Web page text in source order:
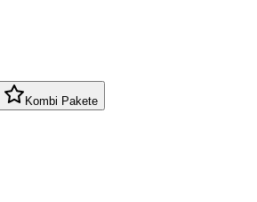
Kombi Pakete